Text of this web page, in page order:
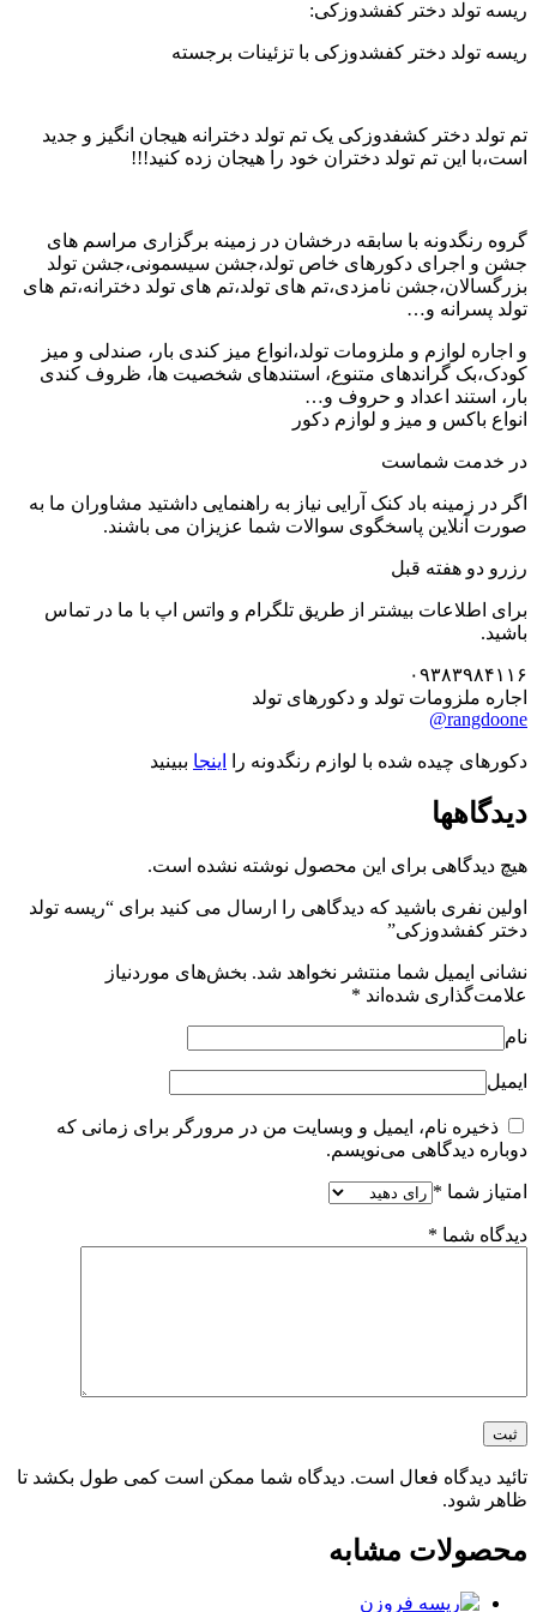
ریسه تولد دختر کفشدوزکی:
ریسه تولد دختر کفشدوزکی با تزئینات برجسته
تم تولد دختر کشفدوزکی یک تم تولد دخترانه هیجان انگیز و جدید
است،با این تم تولد دختران خود را هیجان زده کنید!!!
گروه رنگدونه با سابقه درخشان در زمینه برگزاری مراسم های
جشن و اجرای دکورهای خاص تولد،جشن سیسمونی،جشن تولد
بزرگسالان،جشن نامزدی،تم های تولد،تم های تولد دخترانه،تم های
تولد پسرانه و…
و اجاره لوازم و ملزومات تولد،انواع میز کندی بار، صندلی و میز
کودک،بک گراندهای متنوع، استندهای شخصیت ها، ظروف کندی
بار، استند اعداد و حروف و…
انواع باکس و میز و لوازم دکور
در خدمت شماست
اگر در زمینه باد کنک آرایی نیاز به راهنمایی داشتید مشاوران ما به
صورت آنلاین پاسخگوی سوالات شما عزیزان می باشند.
رزرو دو هفته قبل
برای اطلاعات بیشتر از طریق تلگرام و واتس اپ با ما در تماس
باشید.
۰۹۳۸۳۹۸۴۱۱۶
اجاره ملزومات تولد و دکورهای تولد
rangdoone@
دکورهای چیده شده با لوازم رنگدونه را اینجا ببینید
دیدگاهها
هیچ دیدگاهی برای این محصول نوشته نشده است.
اولین نفری باشید که دیدگاهی را ارسال می کنید برای “ریسه تولد
دختر کفشدوزکی”
نشانی ایمیل شما منتشر نخواهد شد. بخش‌های موردنیاز
علامت‌گذاری شده‌اند *
نام
ایمیل
ذخیره نام، ایمیل و وبسایت من در مرورگر برای زمانی که
دوباره دیدگاهی می‌نویسم.
امتیاز شما *
دیدگاه شما *
تائید دیدگاه فعال است. دیدگاه شما ممکن است کمی طول بکشد تا
ظاهر شود.
محصولات مشابه